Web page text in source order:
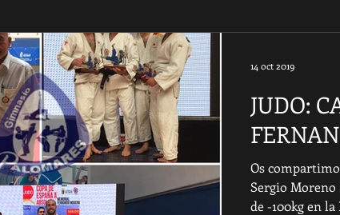
Empezando Tu comunidad Consejos para bloguear
JUDO:
Os
Sergio Moreno
de -100kg en la
14 oct 2019